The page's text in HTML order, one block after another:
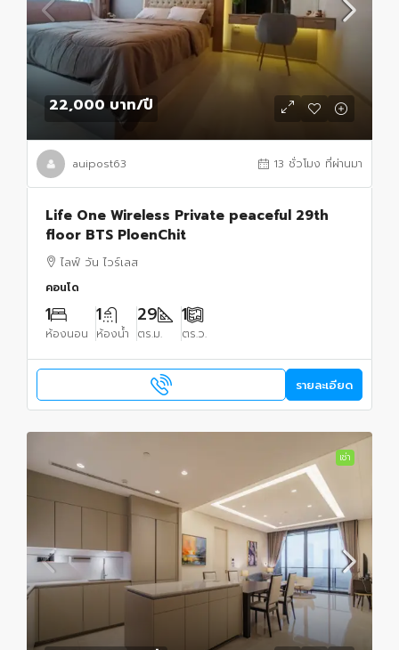
22,000 บาท/ปี
auipost63 13 ชั่วโมง ที่ผ่านมา
Life One Wireless Private peaceful 29th
floor BTS PloenChit
ไลฟ์ วัน ไวร์เลส
คอนโด
1
ห้องนอน
1
ห้องน้ำ
29
ตร.ม.
1
ตร.ว.
รายละเอียด
เช่า